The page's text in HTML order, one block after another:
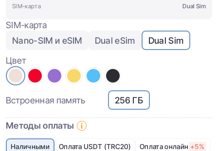
SIM-карта
Dual Sim
SIM-карта
Nano-SIM и eSIM
Dual eSim
Dual Sim
Цвет
Встроенная память 256 ГБ
Методы оплаты
Наличными Оплата USDT (TRC20) Оплата онлайн +5%